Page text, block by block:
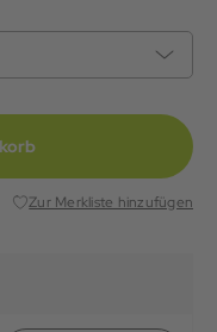
Zur Merkliste hinzufügen